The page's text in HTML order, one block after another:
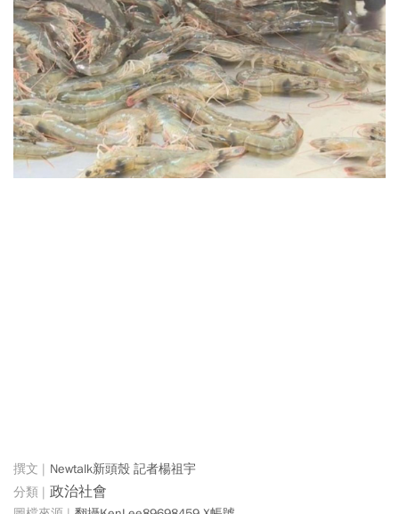
Newtalk新頭殼 記者楊祖宇
政治社會